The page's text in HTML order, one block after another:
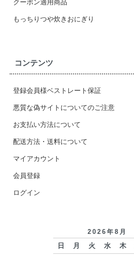
クーポン適用商品
もっちりつや炊きおにぎり
コンテンツ
登録会員様ベストレート保証
悪質な偽サイトについてのご注意
お支払い方法について
配送方法・送料について
マイアカウント
会員登録
ログイン
2026年8月
日 月 火 水 木